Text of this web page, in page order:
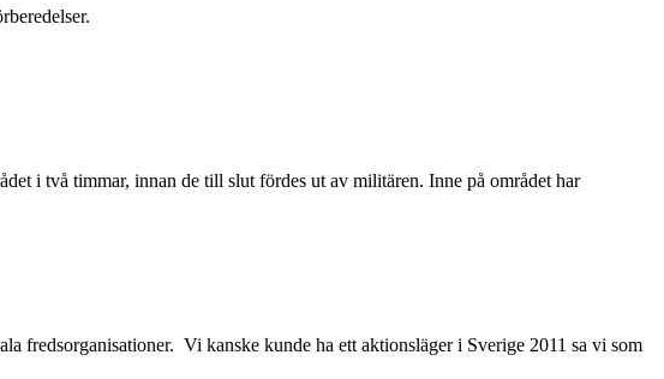
i två timmar, innan de till slut fördes ut av militären. Inne på området har
fredsorganisationer. Vi kanske kunde ha ett aktionsläger i Sverige 2011 sa vi som